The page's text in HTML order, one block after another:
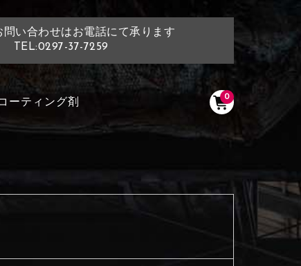
問い合わせはお電話にて承ります
TEL:0297-37-7259
0
ーティング剤